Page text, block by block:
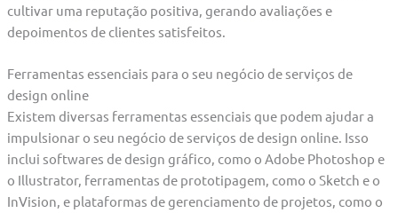
cultivar uma reputação positiva, gerando avaliações e
depoimentos de clientes satisfeitos.
Ferramentas essenciais para o seu negócio de serviços de
design online
Existem diversas ferramentas essenciais que podem ajudar a
impulsionar o seu negócio de serviços de design online. Isso
inclui softwares de design gráfico, como o Adobe Photoshop e
o Illustrator, ferramentas de prototipagem, como o Sketch e o
InVision, e plataformas de gerenciamento de projetos, como o